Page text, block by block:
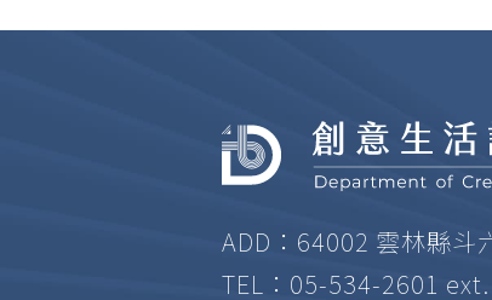
ADD：64002 雲林縣斗
TEL：05-534-2601